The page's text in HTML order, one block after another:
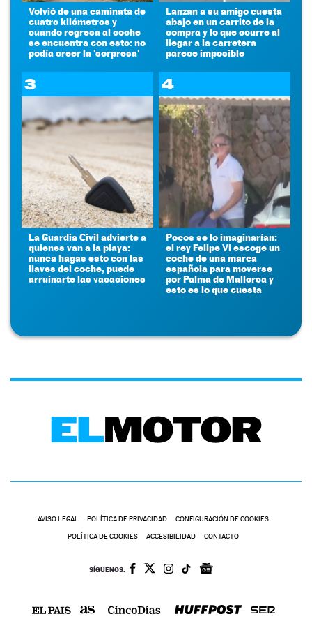
Volvió de una caminata de
cuatro kilómetros y
cuando regresa al coche
se encuentra con esto: no
podía creer la 'sorpresa'
Lanzan a su amigo cuesta
abajo en un carrito de la
compra y lo que ocurre al
llegar a la carretera
parece imposible
3
La Guardia Civil advierte a
quienes van a la playa:
nunca hagas esto con las
llaves del coche, puede
arruinarte las vacaciones
4
Pocos se lo imaginarían:
el rey Felipe VI escoge un
coche de una marca
española para moverse
por Palma de Mallorca y
esto es lo que cuesta
AVISO LEGAL POLÍTICA DE PRIVACIDAD CONFIGURACIÓN DE COOKIES
POLÍTICA DE COOKIES ACCESIBILIDAD CONTACTO
SÍGUENOS: